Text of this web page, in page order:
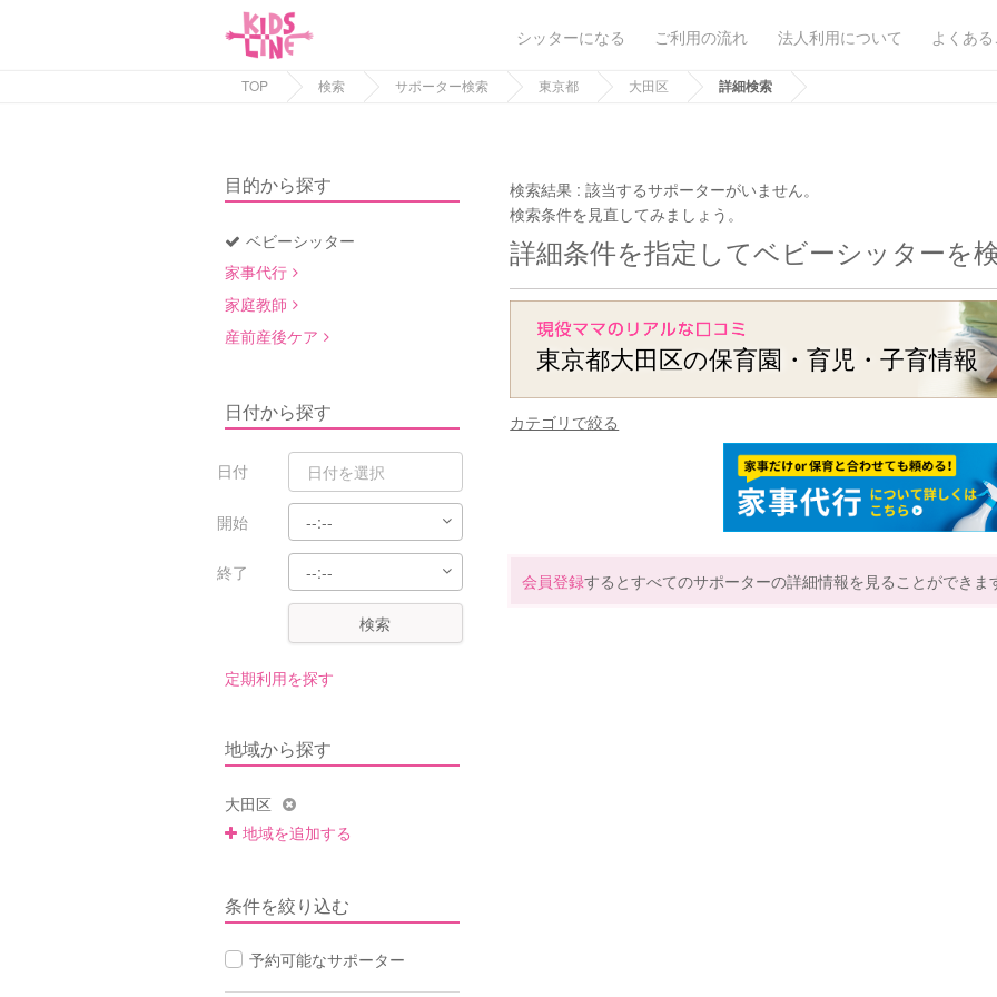
シッターになる ご利用の流れ 法人利用について よくあ
TOP 検索 サポーター検索 東京都 大田区 詳細検索
目的から探す
ベビーシッター
家事代行
家庭教師
産前産後ケア
日付から探す
日付
開始
終了
検索
定期利用を探す
地域から探す
大田区
地域を追加する
条件を絞り込む
予約可能なサポーター
検索結果 :該当するサポーターがいません。
検索条件を見直してみましょう。
詳細条件を指定してベビーシッターを
東京都大田区の保育園・育児・子育情報
カテゴリで絞る
会員登録するとすべてのサポーターの詳細情報を見ることができま